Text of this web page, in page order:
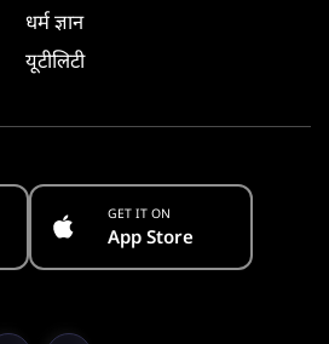
धर्म ज्ञान
यूटीलिटी
GET IT ON
App Store